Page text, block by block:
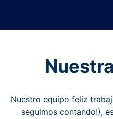
Nuestro equipo feliz
seguimos contando!),